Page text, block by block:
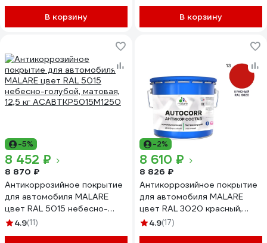
В корзину
В корзину
-5%
8 452 ₽
8 870 ₽
Антикоррозийное покрытие
для автомобиля MALARE
цвет RAL 5015 небесно-
голубой, матовая, 12,5 кг
4.9(11)
-2%
8 610 ₽
8 826 ₽
Антикоррозийное покрытие
для автомобиля MALARE
цвет RAL 3020 красный,
матовая, 12,5 кг
4.9(17)